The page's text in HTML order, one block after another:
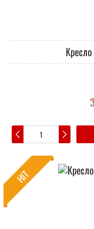
HIT